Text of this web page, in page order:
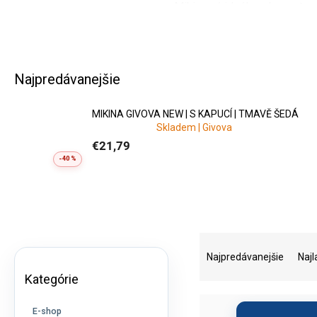
Najpredávanejšie
-40 %
MIKINA GIVOVA NEW | S KAPUCÍ | TMAVĚ ŠEDÁ
Skladem | Givova
€21,79
kategórie
Kategórie
E-shop
Najpredávanejšie